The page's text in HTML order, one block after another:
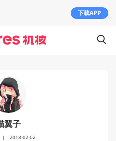
翼子
| 2018-02-02
下载APP